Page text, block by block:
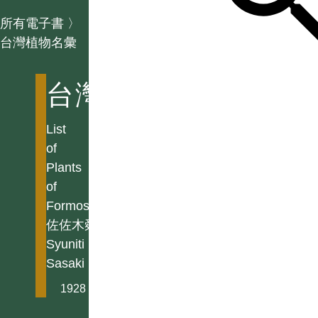
所有電子書 〉
台灣植物名彙
台灣植物名彙
List
of
Plants
of
Formosa
佐佐木舜一
Syuniti
Sasaki
1928